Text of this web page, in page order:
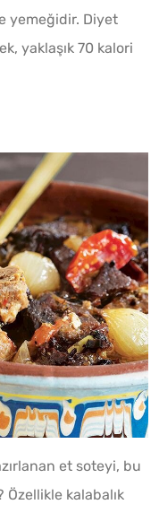
yemeğidir. Diyet
yaklaşık 70 kalori
et soteyi, bu
kalabalık